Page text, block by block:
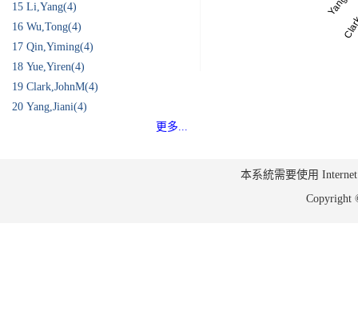
15 Li,Yang(4)
16 Wu,Tong(4)
17 Qin,Yiming(4)
18 Yue,Yiren(4)
19 Clark,JohnM(4)
20 Yang,Jiani(4)
更多...
本系統需要使用
Copyright